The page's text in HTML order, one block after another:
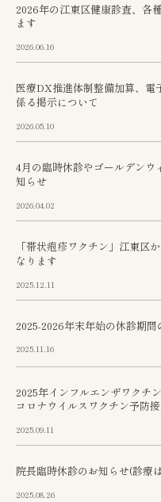
2026年の江東区健康診査、各
ます
2026.06.16
医療DX推進体制整備加算、電
係る掲示について
2026.05.10
4月の臨時休診やゴールデンウ
知らせ
2026.04.02
「帯状疱疹ワクチン」江東区
なります
2025.12.11
2025-2026年末年始の休診期間
2025.11.16
2025年インフルエンザワクチ
コロナウイルスワクチン予防
2025.09.11
院長臨時休診のお知らせ(診療
2025.08.26